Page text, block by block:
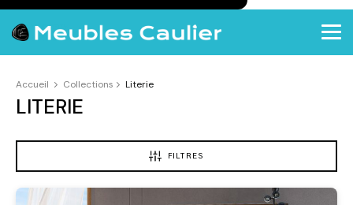
Accueil Collections Literie
LITERIE
FILTRES